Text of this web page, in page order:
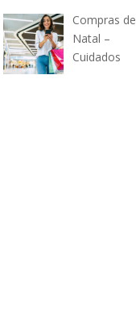
Compras de
Natal –
Cuidados